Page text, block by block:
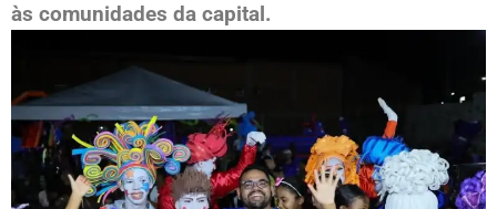
às comunidades da capital.